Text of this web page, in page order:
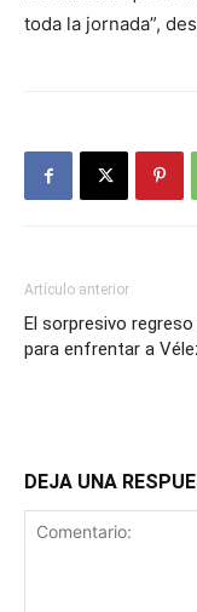
toda la jornada”,
Artículo anterior
El sorpresivo
para enfrentar a
DEJA UNA